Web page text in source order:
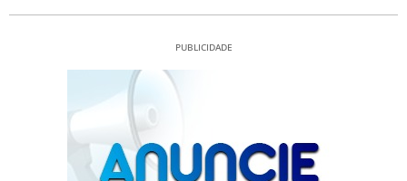
PUBLICIDADE